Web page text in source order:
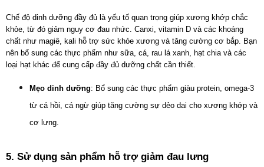
Chế độ dinh dưỡng đầy đủ là yếu tố quan trọng giúp xương khớp chắc
khỏe, từ đó giảm nguy cơ đau nhức. Canxi, vitamin D và các khoáng
chất như magiê, kali hỗ trợ sức khỏe xương và tăng cường cơ bắp. Bạn
nên bổ sung các thực phẩm như sữa, cá, rau lá xanh, hạt chia và các
loại hạt khác để cung cấp đầy đủ dưỡng chất cần thiết.
Mẹo dinh dưỡng: Bổ sung các thực phẩm giàu protein, omega-3
từ cá hồi, cá ngừ giúp tăng cường sự dẻo dai cho xương khớp và
cơ lưng.
5. Sử dụng sản phẩm hỗ trợ giảm đau lưng